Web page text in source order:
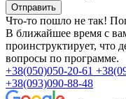
Отправить
Что-то пошло не так!
В ближайшее время с
проинструктирует, что
вопросы по программе.
+38(050)050-20-61
+38(093)090-88-48